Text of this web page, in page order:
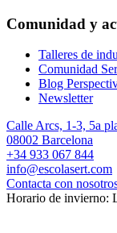
Comunidad y
Talleres de
Comunidad
Blog
Newsletter
Calle Arcs, 1-3, 5a
08002 Barcelona
+34 933 067 844
info@escolasert.com
Contacta con
Horario de invierno: